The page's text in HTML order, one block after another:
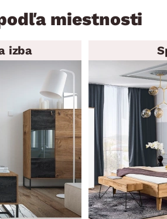
miestnosti
izba